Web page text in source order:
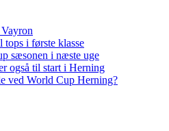
i første klasse
sæsonen i næste uge
også til start i Herning
ved World Cup Herning?